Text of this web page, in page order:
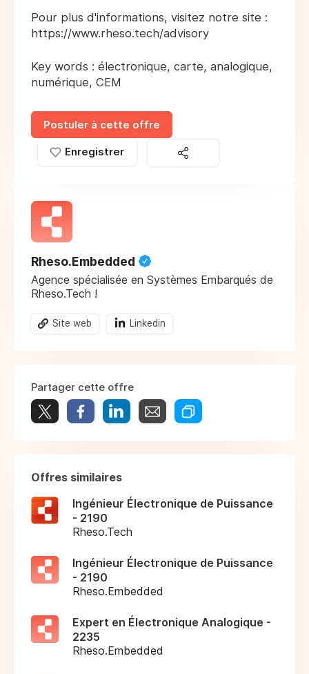
Pour plus d'informations, visitez notre site :
https://www.rheso.tech/advisory
Key words : électronique, carte, analogique,
numérique, CEM
Postuler à cette offre
Enregistrer
Rheso.Embedded
Agence spécialisée en Systèmes Embarqués de
Rheso.Tech !
Site web Linkedin
Partager cette offre
Offres similaires
Ingénieur Électronique de Puissance
- 2190
Rheso.Tech
Ingénieur Électronique de Puissance
- 2190
Rheso.Embedded
Expert en Électronique Analogique -
2235
Rheso.Embedded